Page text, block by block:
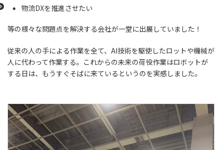
物流DXを推進させたい
等の様々な問題点を解決する会社が一堂に出展していました！
従来の人の手による作業を全て、AI技術を駆使したロットや機械が
人に代わって作業する。これからの未来の荷役作業はロボットが
する日は、もうすぐそばに来ているというのを実感しました。